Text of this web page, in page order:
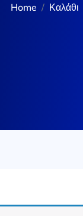
Home Καλάθι